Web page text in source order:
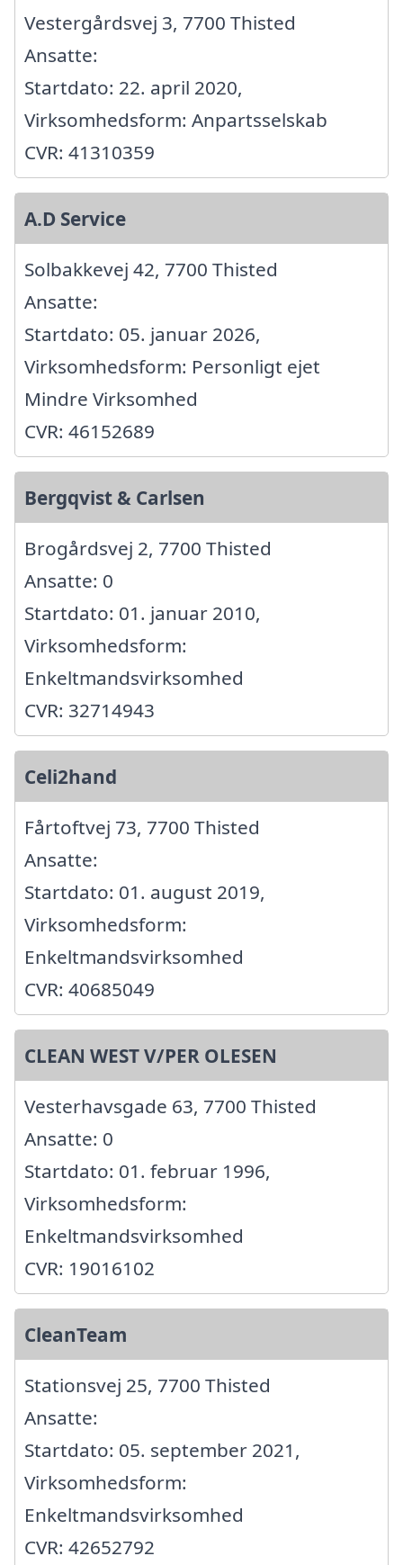
Vestergårdsvej 3, 7700 Thisted
Ansatte:
Startdato: 22. april 2020,
Virksomhedsform: Anpartsselskab
CVR: 41310359
A.D Service
Solbakkevej 42, 7700 Thisted
Ansatte:
Startdato: 05. januar 2026,
Virksomhedsform: Personligt ejet
Mindre Virksomhed
CVR: 46152689
Bergqvist & Carlsen
Brogårdsvej 2, 7700 Thisted
Ansatte: 0
Startdato: 01. januar 2010,
Virksomhedsform:
Enkeltmandsvirksomhed
CVR: 32714943
Celi2hand
Fårtoftvej 73, 7700 Thisted
Ansatte:
Startdato: 01. august 2019,
Virksomhedsform:
Enkeltmandsvirksomhed
CVR: 40685049
CLEAN WEST V/PER OLESEN
Vesterhavsgade 63, 7700 Thisted
Ansatte: 0
Startdato: 01. februar 1996,
Virksomhedsform:
Enkeltmandsvirksomhed
CVR: 19016102
CleanTeam
Stationsvej 25, 7700 Thisted
Ansatte:
Startdato: 05. september 2021,
Virksomhedsform:
Enkeltmandsvirksomhed
CVR: 42652792